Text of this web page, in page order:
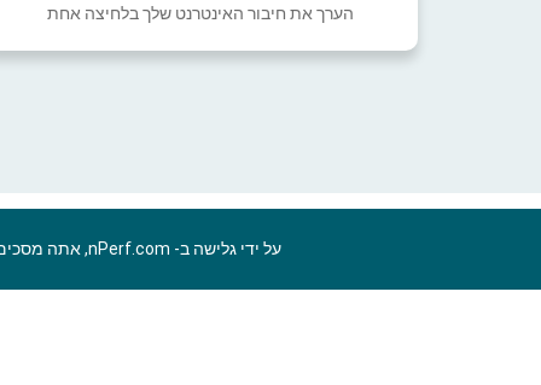
הערך את חיבור האינטרנט שלך בלחיצה אחת
על ידי גלישה ב- nPerf.com, אתה מסכים ל